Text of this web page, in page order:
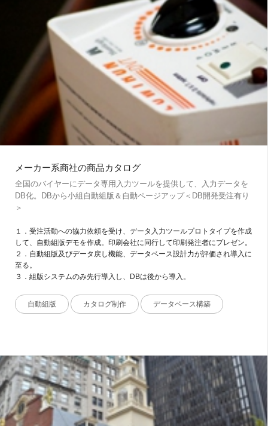
メーカー系商社の商品カタログ
全国のバイヤーにデータ専用入力ツールを提供して、入力データを
DB化。DBから小組自動組版＆自動ページアップ＜DB開発受注有り
＞
１．受注活動への協力依頼を受け、データ入力ツールプロトタイプを作成
して、自動組版デモを作成。印刷会社に同行して印刷発注者にプレゼン。
２．自動組版及びデータ戻し機能、データベース設計力が評価され導入に
至る。
３．組版システムのみ先行導入し、DBは後から導入。
自動組版 カタログ制作 データベース構築